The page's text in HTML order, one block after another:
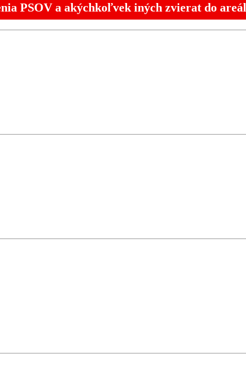
PSOV a akýchkoľvek iných zvierat do